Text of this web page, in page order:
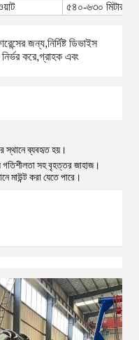
৫৪০-৬৩০ মিটার/ঘন্টা
জন্য,নির্দিষ্ট ডিভাইস
করে,গ্রাহক এবং
স্থানে ব্যবহৃত হয়।
গতিশীলতা সহ বৃহত্তর জাহাজ।
মাউন্ট করা যেতে পারে।